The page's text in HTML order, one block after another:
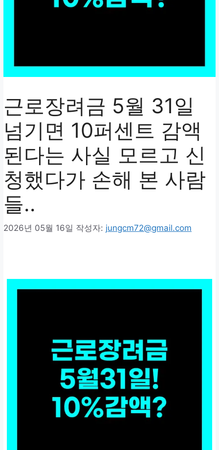
근로장려금 5월 31일
넘기면 10퍼센트 감액
된다는 사실 모르고 신
청했다가 손해 본 사람
들..
2026년 05월 16일 작성자: jungcm72@gmail.com